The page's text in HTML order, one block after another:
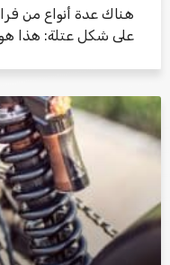
هناك عدة أنواع من
على شكل عتلة: هذا هو